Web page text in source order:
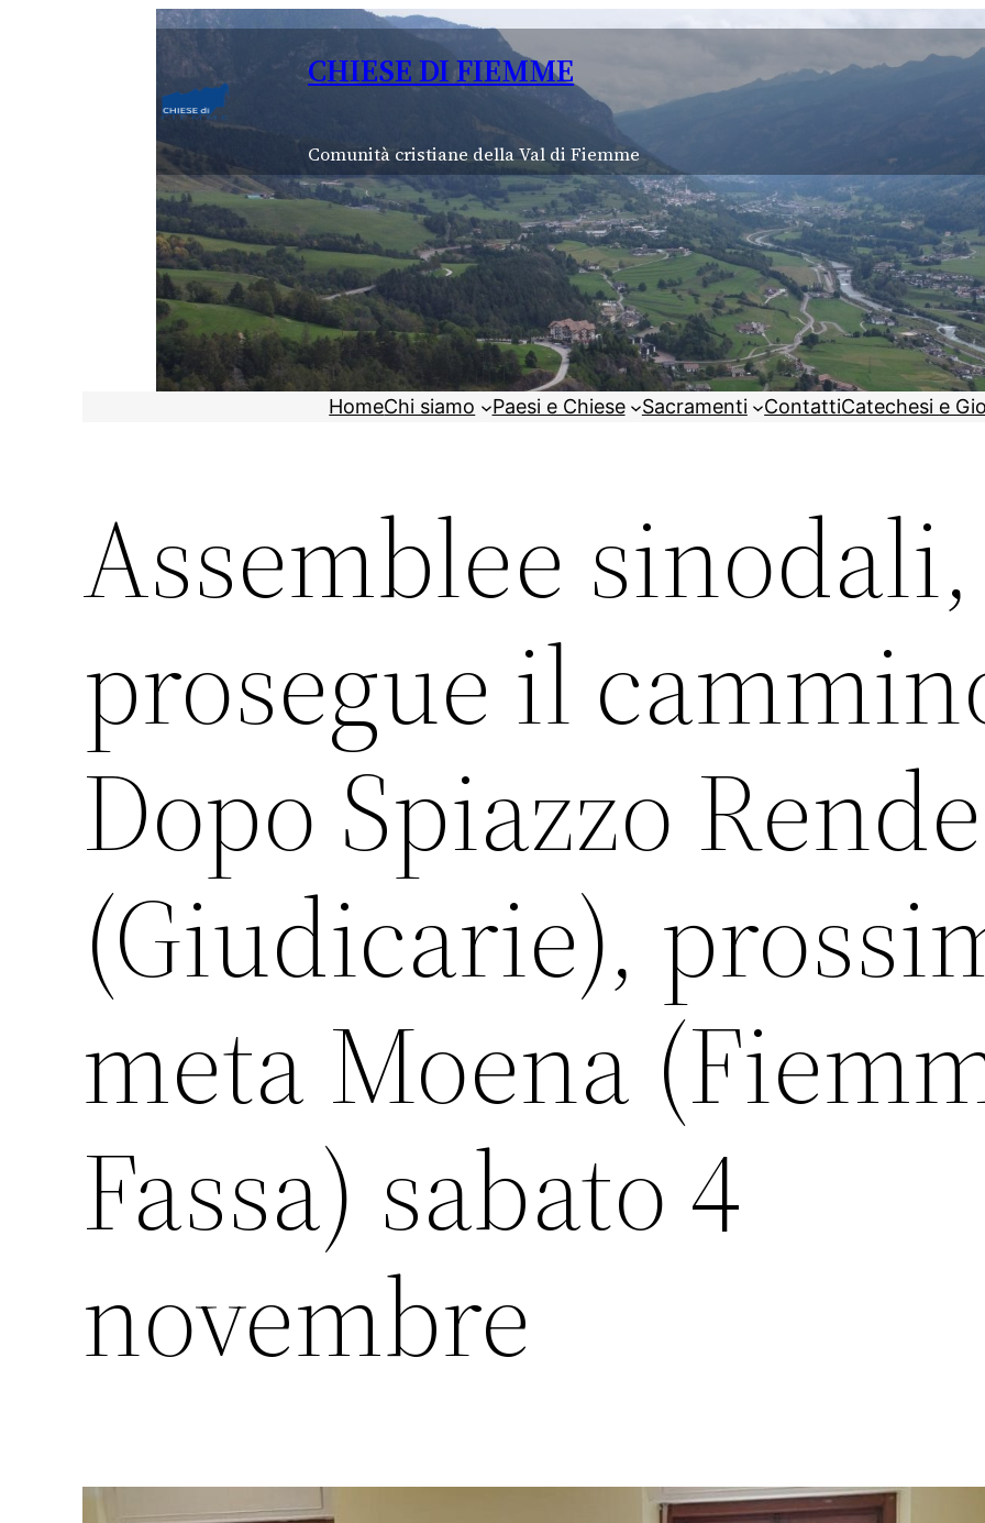
CHIESE DI FIEMME
Comunità cristiane della Val di Fiemme
HomeChi siamo Paesi e Chiese Sacramenti ContattiCatechesi e
Assemblee sinodali,
prosegue il
Dopo Spiazzo
(Giudicarie),
meta Moena
Fassa) sabato 4
novembre